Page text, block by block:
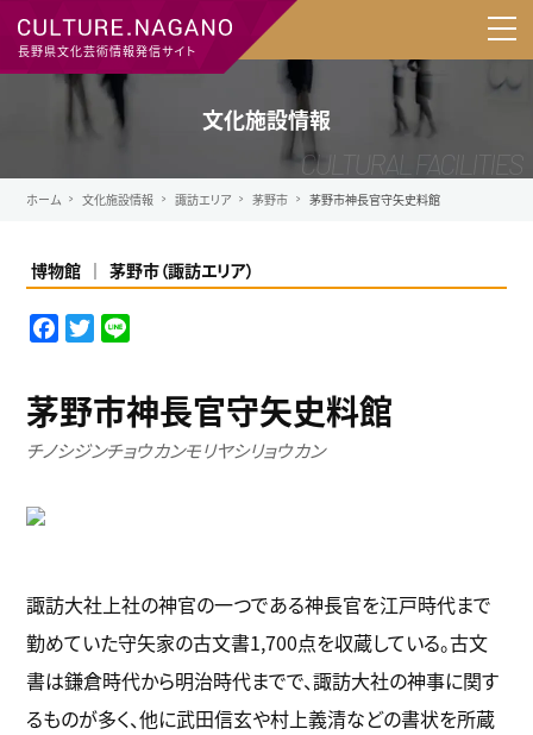
長野県文化芸術情報発信サイト
文化施設情報
ホーム 文化施設情報 諏訪エリア 茅野市 茅野市神長官守矢史料館
博物館 茅野市（諏訪エリア）
F
e
b
T
t
t
e
茅野市神長官守矢史料館
チノシジンチョウカンモリヤシリョウカン
諏訪大社上社の神官の一つである神長官を江戸時代まで
勤めていた守矢家の古文書1,700点を収蔵している。古文
書は鎌倉時代から明治時代までで、諏訪大社の神事に関す
るものが多く、他に武田信玄や村上義清などの書状を所蔵